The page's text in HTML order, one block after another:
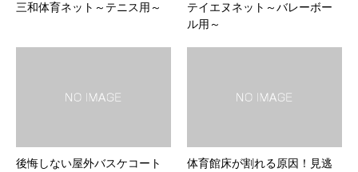
三和体育ネット～テニス用～
テイエヌネット～バレーボー
ル用～
後悔しない屋外バスケコート
体育館床が割れる原因！見逃